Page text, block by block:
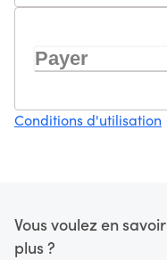
Payer
Conditions d'utilisation
Vous voulez en savoir
plus ?